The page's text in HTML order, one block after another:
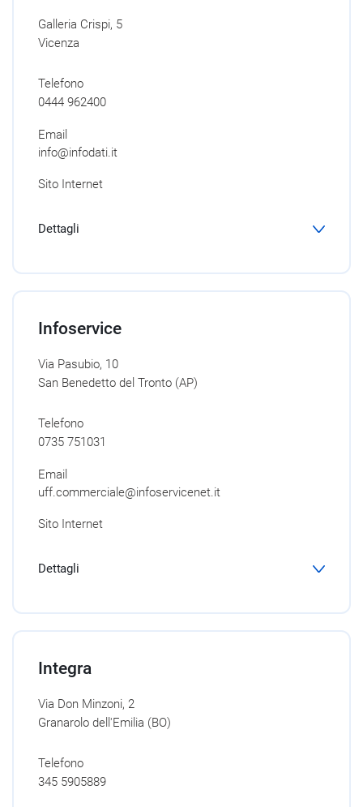
Galleria Crispi, 5
Vicenza
Telefono
0444 962400
Email
info@infodati.it
Sito Internet
Dettagli
Infoservice
Via Pasubio, 10
San Benedetto del Tronto (AP)
Telefono
0735 751031
Email
uff.commerciale@infoservicenet.it
Sito Internet
Dettagli
Integra
Via Don Minzoni, 2
Granarolo dell'Emilia (BO)
Telefono
345 5905889